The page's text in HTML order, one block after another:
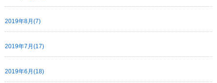
2019年8月(7)
2019年7月(17)
2019年6月(18)